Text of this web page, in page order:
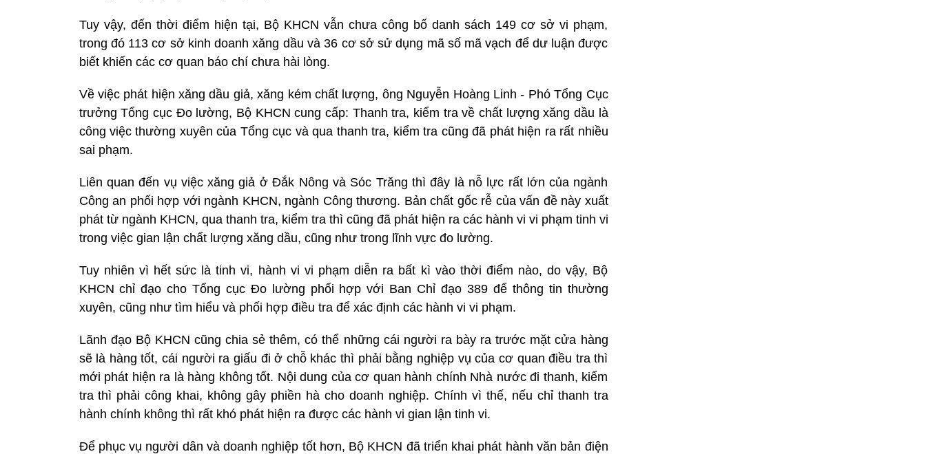
Tuy vậy, đến thời điểm hiện tại, Bộ KHCN vẫn chưa công bố danh sách 149 cơ sở vi phạm,
trong đó 113 cơ sở kinh doanh xăng dầu và 36 cơ sở sử dụng mã số mã vạch để dư luận được
biết khiến các cơ quan báo chí chưa hài lòng.
Về việc phát hiện xăng dầu giả, xăng kém chất lượng, ông Nguyễn Hoàng Linh - Phó Tổng Cục
trưởng Tổng cục Đo lường, Bộ KHCN cung cấp: Thanh tra, kiểm tra về chất lượng xăng dầu là
công việc thường xuyên của Tổng cục và qua thanh tra, kiểm tra cũng đã phát hiện ra rất nhiều
sai phạm.
Liên quan đến vụ việc xăng giả ở Đắk Nông và Sóc Trăng thì đây là nỗ lực rất lớn của ngành
Công an phối hợp với ngành KHCN, ngành Công thương. Bản chất gốc rễ của vấn đề này xuất
phát từ ngành KHCN, qua thanh tra, kiểm tra thì cũng đã phát hiện ra các hành vi vi phạm tinh vi
trong việc gian lận chất lượng xăng dầu, cũng như trong lĩnh vực đo lường.
Tuy nhiên vì hết sức là tinh vi, hành vi vi phạm diễn ra bất kì vào thời điểm nào, do vậy, Bộ
KHCN chỉ đạo cho Tổng cục Đo lường phối hợp với Ban Chỉ đạo 389 để thông tin thường
xuyên, cũng như tìm hiểu và phối hợp điều tra để xác định các hành vi vi phạm.
Lãnh đạo Bộ KHCN cũng chia sẻ thêm, có thể những cái người ra bày ra trước mặt cửa hàng
sẽ là hàng tốt, cái người ra giấu đi ở chỗ khác thì phải bằng nghiệp vụ của cơ quan điều tra thì
mới phát hiện ra là hàng không tốt. Nội dung của cơ quan hành chính Nhà nước đi thanh, kiểm
tra thì phải công khai, không gây phiền hà cho doanh nghiệp. Chính vì thế, nếu chỉ thanh tra
hành chính không thì rất khó phát hiện ra được các hành vi gian lận tinh vi.
Để phục vụ người dân và doanh nghiệp tốt hơn, Bộ KHCN đã triển khai phát hành văn bản điện